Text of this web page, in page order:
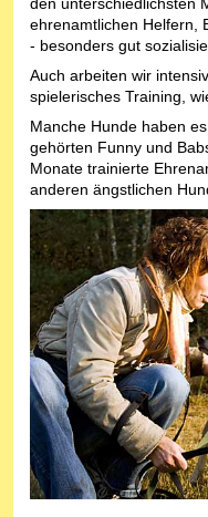
ehrenamtlichen Helfern,
- besonders gut
Auch arbeiten wir
spielerisches Training,
Manche Hunde haben
gehörten Funny und
Monate trainierte
anderen ängstlichen